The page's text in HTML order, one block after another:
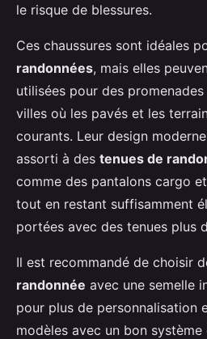
le risque de blessures.
Ces chaussures sont idéales
randonnées, mais elles
utilisées pour des
villes où les pavés et les
courants. Leur design
assorti à des tenues de
comme des pantalons cargo
tout en restant suffisamment
portées avec des tenues plus
Il est recommandé de choisir
randonnée avec une semelle
pour plus de personnalisation
modèles avec un bon